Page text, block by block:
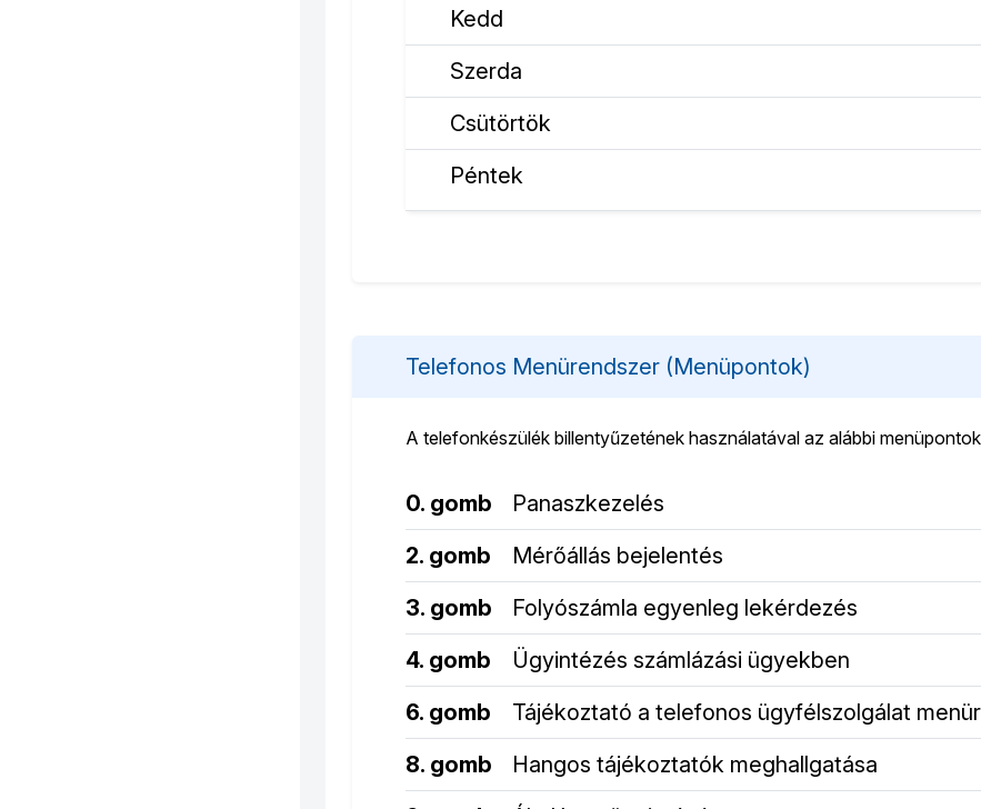
Kedd
Szerda
Csütörtök
Péntek
Telefonos Menürendszer (Menüpontok)
A telefonkészülék billentyűzetének használatával az alábbi
0. gomb
Panaszkezelés
2. gomb Mérőállás bejelentés
3. gomb Folyószámla egyenleg lekérdezés
4. gomb
Ügyintézés számlázási ügyekben
6. gomb
Tájékoztató a telefonos ügyfélszolgálat
8. gomb Hangos tájékoztatók meghallgatása